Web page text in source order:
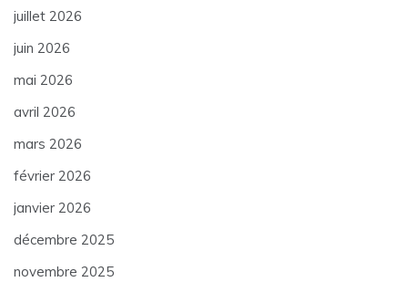
juillet 2026
juin 2026
mai 2026
avril 2026
mars 2026
février 2026
janvier 2026
décembre 2025
novembre 2025